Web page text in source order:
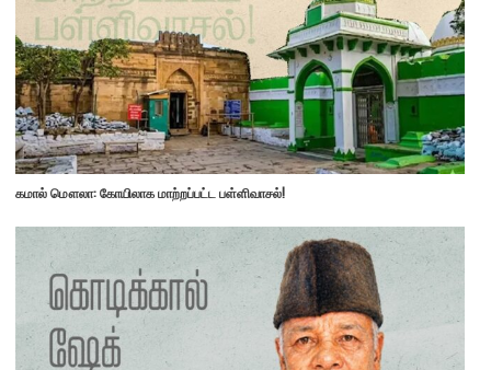
கமால் மௌலா: கோயிலாக மாற்றப்பட்ட பள்ளிவாசல்!